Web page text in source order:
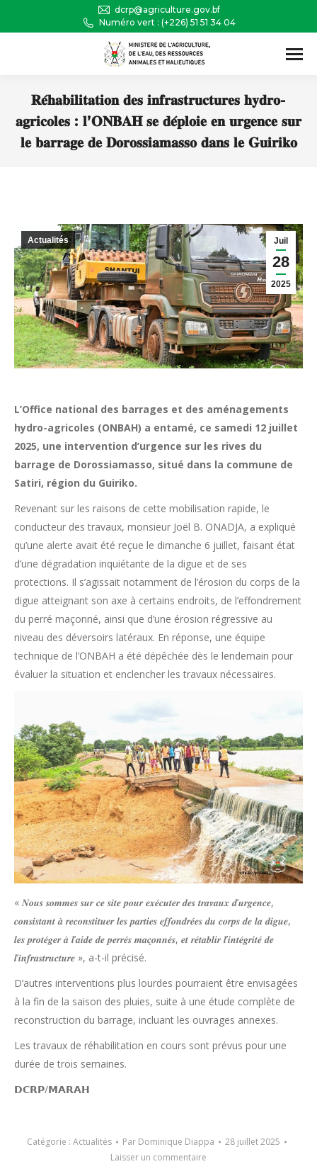
dcrp@agriculture.gov.bf
Numéro vert : (+226) 51 51 34 04
𝐑𝐞́𝐡𝐚𝐛𝐢𝐥𝐢𝐭𝐚𝐭𝐢𝐨𝐧 𝐝𝐞𝐬 𝐢𝐧𝐟𝐫𝐚𝐬𝐭𝐫𝐮𝐜𝐭𝐮𝐫𝐞𝐬 𝐡𝐲𝐝𝐫𝐨-
𝐚𝐠𝐫𝐢𝐜𝐨𝐥𝐞𝐬 : 𝐥’𝐎𝐍𝐁𝐀𝐇 𝐬𝐞 𝐝𝐞́𝐩𝐥𝐨𝐢𝐞 𝐞𝐧 𝐮𝐫𝐠𝐞𝐧𝐜𝐞 𝐬𝐮𝐫
𝐥𝐞 𝐛𝐚𝐫𝐫𝐚𝐠𝐞 𝐝𝐞 𝐃𝐨𝐫𝐨𝐬𝐬𝐢𝐚𝐦𝐚𝐬𝐬𝐨 𝐝𝐚𝐧𝐬 𝐥𝐞 𝐆𝐮𝐢𝐫𝐢𝐤𝐨
Juil
28
2025
Actualités
L’Office national des barrages et des aménagements
hydro-agricoles (ONBAH) a entamé, ce samedi 12 juillet
2025, une intervention d’urgence sur les rives du
barrage de Dorossiamasso, situé dans la commune de
Satiri, région du Guiriko.
Revenant sur les raisons de cette mobilisation rapide, le
conducteur des travaux, monsieur Joël B. ONADJA, a expliqué
qu’une alerte avait été reçue le dimanche 6 juillet, faisant état
d’une dégradation inquiétante de la digue et de ses
protections. Il s’agissait notamment de l’érosion du corps de la
digue atteignant son axe à certains endroits, de l’effondrement
du perré maçonné, ainsi que d’une érosion régressive au
niveau des déversoirs latéraux. En réponse, une équipe
technique de l’ONBAH a été dépêchée dès le lendemain pour
évaluer la situation et enclencher les travaux nécessaires.
« 𝑵𝒐𝒖𝒔 𝒔𝒐𝒎𝒎𝒆𝒔 𝒔𝒖𝒓 𝒄𝒆 𝒔𝒊𝒕𝒆 𝒑𝒐𝒖𝒓 𝒆𝒙𝒆́𝒄𝒖𝒕𝒆𝒓 𝒅𝒆𝒔 𝒕𝒓𝒂𝒗𝒂𝒖𝒙 𝒅’𝒖𝒓𝒈𝒆𝒏𝒄𝒆,
𝒄𝒐𝒏𝒔𝒊𝒔𝒕𝒂𝒏𝒕 𝒂̀ 𝒓𝒆𝒄𝒐𝒏𝒔𝒕𝒊𝒕𝒖𝒆𝒓 𝒍𝒆𝒔 𝒑𝒂𝒓𝒕𝒊𝒆𝒔 𝒆𝒇𝒇𝒐𝒏𝒅𝒓𝒆́𝒆𝒔 𝒅𝒖 𝒄𝒐𝒓𝒑𝒔 𝒅𝒆 𝒍𝒂 𝒅𝒊𝒈𝒖𝒆,
𝒍𝒆𝒔 𝒑𝒓𝒐𝒕𝒆́𝒈𝒆𝒓 𝒂̀ 𝒍’𝒂𝒊𝒅𝒆 𝒅𝒆 𝒑𝒆𝒓𝒓𝒆́𝒔 𝒎𝒂𝒄̧𝒐𝒏𝒏𝒆́𝒔, 𝒆𝒕 𝒓𝒆́𝒕𝒂𝒃𝒍𝒊𝒓 𝒍’𝒊𝒏𝒕𝒆́𝒈𝒓𝒊𝒕𝒆́ 𝒅𝒆
𝒍’𝒊𝒏𝒇𝒓𝒂𝒔𝒕𝒓𝒖𝒄𝒕𝒖𝒓𝒆 », a-t-il précisé.
D’autres interventions plus lourdes pourraient être envisagées
à la fin de la saison des pluies, suite à une étude complète de
reconstruction du barrage, incluant les ouvrages annexes.
Les travaux de réhabilitation en cours sont prévus pour une
durée de trois semaines.
𝗗𝗖𝗥𝗣/𝗠𝗔𝗥𝗔𝗛
Catégorie : Actualités Par Dominique Diappa
28 juillet 2025
Laisser un commentaire